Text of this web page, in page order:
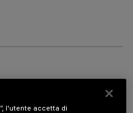
l'utente accetta di